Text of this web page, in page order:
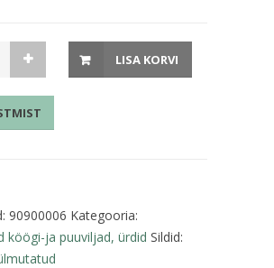
LISA KORVI
90900006 Kategooria:
köögi-ja puuviljad, ürdid Sildid: